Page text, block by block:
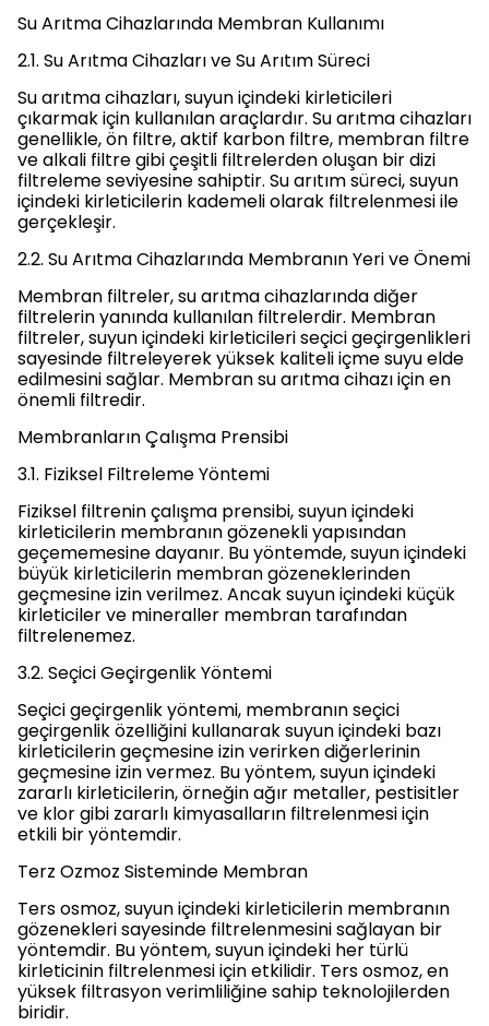
Su Arıtma Cihazlarında Membran Kullanımı
2.1. Su Arıtma Cihazları ve Su Arıtım Süreci
Su arıtma cihazları, suyun içindeki kirleticileri
çıkarmak için kullanılan araçlardır. Su arıtma cihazları
genellikle, ön filtre, aktif karbon filtre, membran filtre
ve alkali filtre gibi çeşitli filtrelerden oluşan bir dizi
filtreleme seviyesine sahiptir. Su arıtım süreci, suyun
içindeki kirleticilerin kademeli olarak filtrelenmesi ile
gerçekleşir.
2.2. Su Arıtma Cihazlarında Membranın Yeri ve Önemi
Membran filtreler, su arıtma cihazlarında diğer
filtrelerin yanında kullanılan filtrelerdir. Membran
filtreler, suyun içindeki kirleticileri seçici geçirgenlikleri
sayesinde filtreleyerek yüksek kaliteli içme suyu elde
edilmesini sağlar. Membran su arıtma cihazı için en
önemli filtredir.
Membranların Çalışma Prensibi
3.1. Fiziksel Filtreleme Yöntemi
Fiziksel filtrenin çalışma prensibi, suyun içindeki
kirleticilerin membranın gözenekli yapısından
geçememesine dayanır. Bu yöntemde, suyun içindeki
büyük kirleticilerin membran gözeneklerinden
geçmesine izin verilmez. Ancak suyun içindeki küçük
kirleticiler ve mineraller membran tarafından
filtrelenemez.
3.2. Seçici Geçirgenlik Yöntemi
Seçici geçirgenlik yöntemi, membranın seçici
geçirgenlik özelliğini kullanarak suyun içindeki bazı
kirleticilerin geçmesine izin verirken diğerlerinin
geçmesine izin vermez. Bu yöntem, suyun içindeki
zararlı kirleticilerin, örneğin ağır metaller, pestisitler
ve klor gibi zararlı kimyasalların filtrelenmesi için
etkili bir yöntemdir.
Terz Ozmoz Sisteminde Membran
Ters osmoz, suyun içindeki kirleticilerin membranın
gözenekleri sayesinde filtrelenmesini sağlayan bir
yöntemdir. Bu yöntem, suyun içindeki her türlü
kirleticinin filtrelenmesi için etkilidir. Ters osmoz, en
yüksek filtrasyon verimliliğine sahip teknolojilerden
biridir.